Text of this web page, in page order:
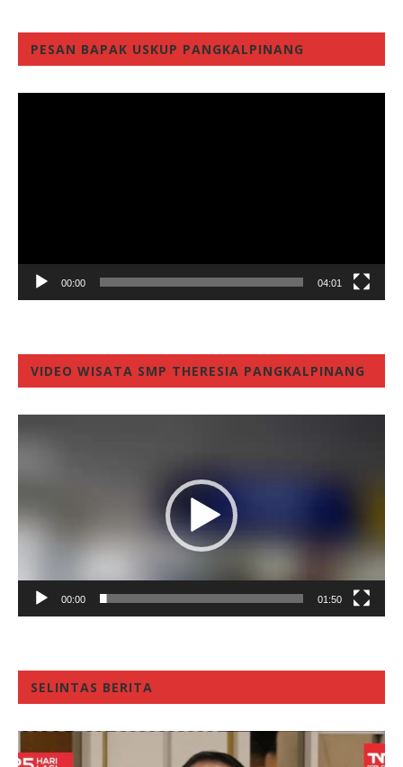
PESAN BAPAK USKUP PANGKALPINANG
00:00 04:01
VIDEO WISATA SMP THERESIA PANGKALPINANG
00:00 01:50
SELINTAS BERITA